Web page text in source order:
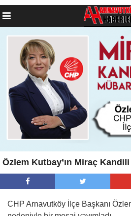
Özlem Kutbay’ın Miraç Kandili
CHP Arnavutköy İlçe Başkanı